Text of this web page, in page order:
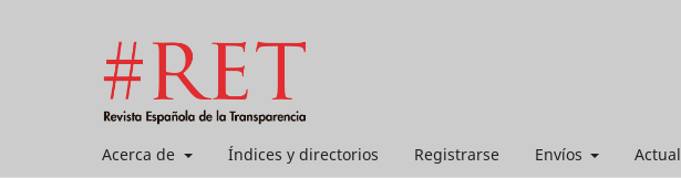
Acerca de Índices y directorios Registrarse Envíos Actual